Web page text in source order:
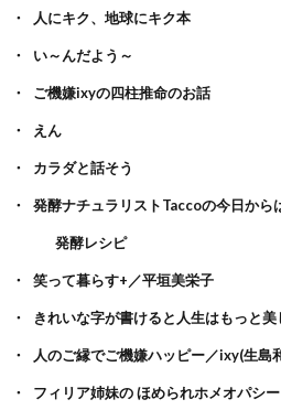
人にキク、地球にキク本
い～んだよう～
ご機嫌ixyの四柱推命のお話
えん
カラダと話そう
発酵ナチュラリストTaccoの今日から
発酵レシピ
笑って暮らす+／平垣美栄子
きれいな字が書けると人生はもっと
人のご縁でご機嫌ハッピー／ixy(生島
フィリア姉妹の ほめられホメオパシー